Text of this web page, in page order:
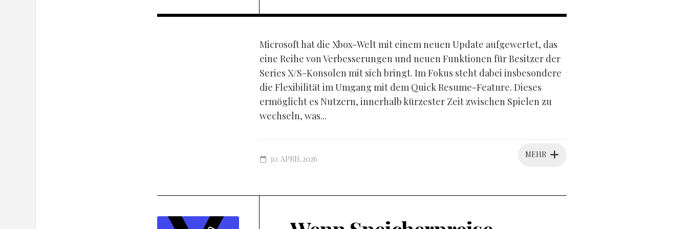
Microsoft hat die Xbox-Welt mit einem neuen Update aufgewertet, das
eine Reihe von Verbesserungen und neuen Funktionen für Besitzer der
Series X/S-Konsolen mit sich bringt. Im Fokus steht dabei insbesondere
die Flexibilität im Umgang mit dem Quick Resume-Feature. Dieses
ermöglicht es Nutzern, innerhalb kürzester Zeit zwischen Spielen zu
wechseln, was...
MEHR
30. APRIL 2026